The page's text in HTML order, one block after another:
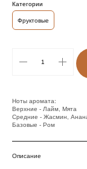
Категории
Фруктовые
Ноты аромата:
Верхние - Лайм, Мята
Средние - Жасмин,
Базовые - Ром
Описание